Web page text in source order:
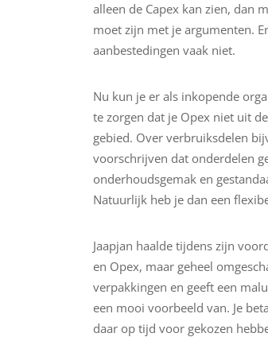
alleen de Capex kan zien, dan
moet zijn met je argumenten.
aanbestedingen vaak niet.
Nu kun je er als inkopende
te zorgen dat je Opex niet uit
gebied. Over verbruiksdelen
voorschrijven dat onderdelen
onderhoudsgemak en
Natuurlijk heb je dan een
Jaapjan haalde tijdens zijn
en Opex, maar geheel
verpakkingen en geeft een
een mooi voorbeeld van. Je
daar op tijd voor gekozen